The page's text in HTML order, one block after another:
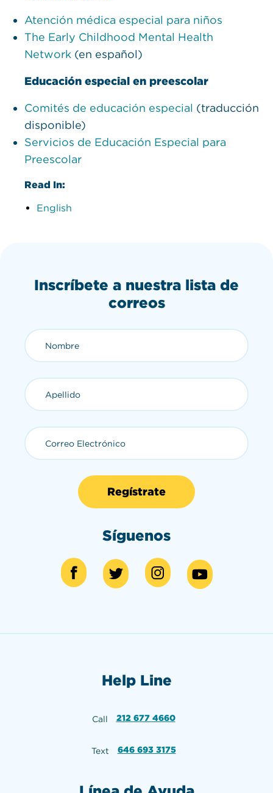
Atención médica especial para niños
The Early Childhood Mental Health
Network (en español)
Educación especial en preescolar
Comités de educación especial (traducción
disponible)
Servicios de Educación Especial para
Preescolar
Read In:
English
Inscríbete a nuestra lista de
correos
Correo Electrónico
Síguenos
Help Line
Call 212 677 4660
Text 646 693 3175